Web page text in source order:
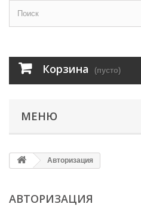
Корзина (пусто)
МЕНЮ
Авторизация
АВТОРИЗАЦИЯ